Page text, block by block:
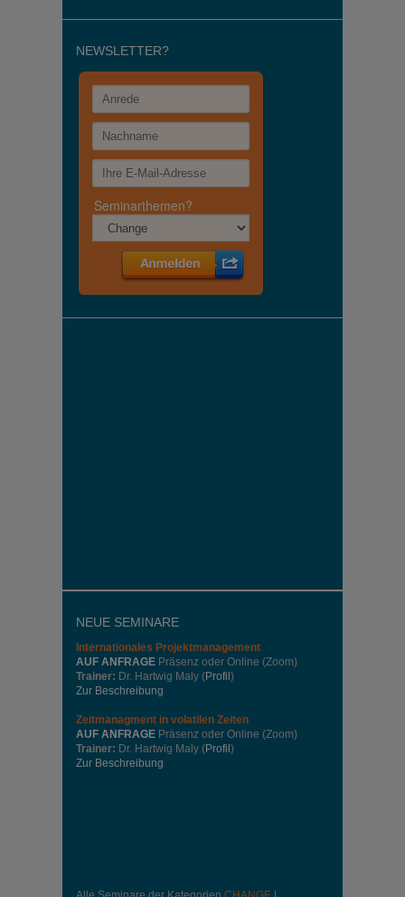
NEWSLETTER?
NEUE SEMINARE
Internationales Projektmanagement
AUF ANFRAGE Präsenz oder Online (Zoom)
Trainer: Dr. Hartwig Maly (Profil )
Zur Beschreibung
Zeitmanagment in volatilen Zeiten
AUF ANFRAGE Präsenz oder Online (Zoom)
Trainer: Dr. Hartwig Maly (Profil )
Zur Beschreibung